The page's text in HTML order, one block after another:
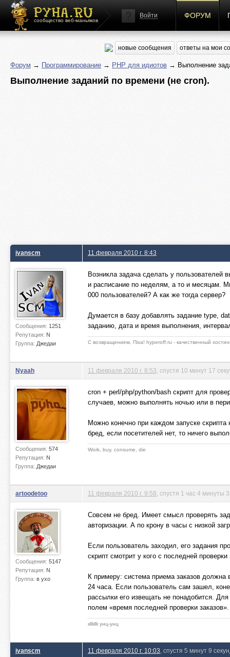
сообщество веб-маньяков
Войти ФОРУМ
новые сообщения ответы на мои
Форум → Программирование → PHP для идиотов → Выполнение
Выполнение заданий по времени (не cron).
ivanscm
Сообщения: 1251
Репутация: N
Группа: Джедаи
11 февраля 2010 г. 8:43
Возникла задача сделать у пользователей
и расписание по неделям, а то и месяцам.
000 пользователей? А как же тогда сервер?
Думается в базу добавлять задание type,
заданию, дата и время выполнения,
С возвращением, Пiха! hyperoff.ru - качественный
Nyaah
Сообщения: 574
Репутация: N
Группа: Джедаи
11 февраля 2010 г. 8:53 , спустя 10 минут 17
cron + perl/php/python/bash скрипт для
случаев, можно выполнять ночью или в
Можно конечно при каждом запуске
бред, если посетителей нет, то ничего
Work, buy, consume, die
artoodetoo
Сообщения: 5147
Репутация: N
Группа: в ухо
11 февраля 2010 г. 9:58 , спустя 1 час 4 минуты
Совсем не бред. Имеет смысл проверять
авторизации. А по крону в часы с низкой
Если пользователь заходил, его задания
скрипт смотрит у кого с последней
К примеру: система приема заказов
24 часа. Если пользователь сам зашел,
рассылки его извещать не понадобится.
полем «время последней проверки заказов».
ιιlllιlllι унц-унц
ivanscm 11 февраля 2010 г. 10:03 , спустя 5 минут 9